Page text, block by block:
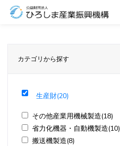
カテゴリから探す
生産財(20)
その他産業用機械製造(18)
省力化機器・自動機製造(10)
搬送機製造(8)